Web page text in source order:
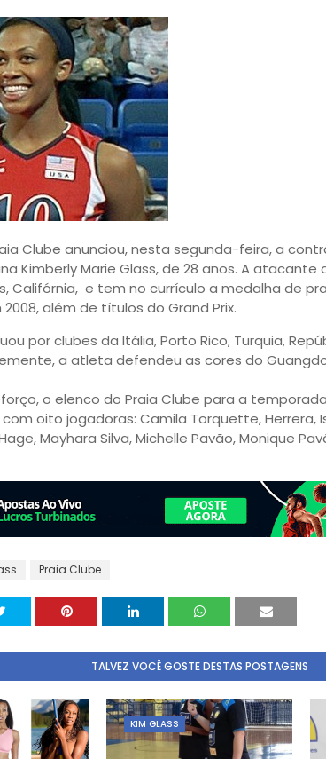
Clube anunciou, nesta segunda-feira, a
Kimberly Marie Glass, de 28 anos. A atacante
Califórnia, e tem no currículo a medalha de
além de títulos do Grand Prix.
por clubes da Itália, Porto Rico, Turquia,
a atleta defendeu as cores do
o elenco do Praia Clube para a temporada
oito jogadoras: Camila Torquette, Herrera,
Mayhara Silva, Michelle Pavão, Monique
Praia Clube
TALVEZ VOCÊ GOSTE DESTAS POSTAGENS
KIM GLASS